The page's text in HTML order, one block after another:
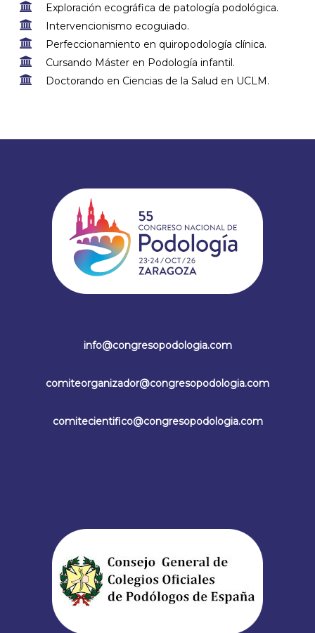
Exploración ecográfica de patología podológica.
Intervencionismo ecoguiado.
Perfeccionamiento en quiropodología clínica.
Cursando Máster en Podología infantil.
Doctorando en Ciencias de la Salud en UCLM.
info@congresopodologia.com
comiteorganizador@congresopodologia.com
comitecientifico@congresopodologia.com